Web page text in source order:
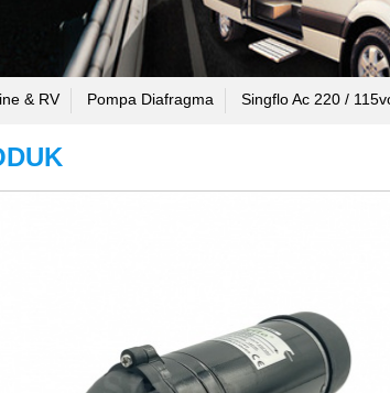
& RV Pompa Diafragma Singflo Ac 220 /